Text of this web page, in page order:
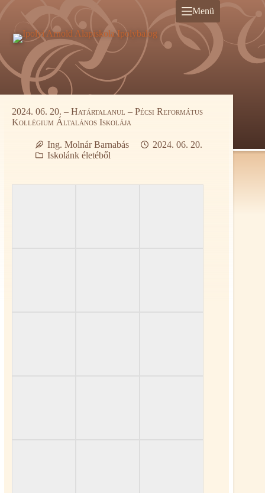
tartalomra
Menü
2024. 06. 20. – Határtalanul – Pécsi Református
Kollégium Általános Iskolája
Ing. Molnár Barnabás
2024. 06. 20.
Iskolánk életéből